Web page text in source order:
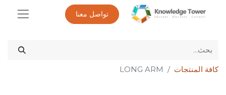
تواصل معنا
كافة المنتجات LONG ARM